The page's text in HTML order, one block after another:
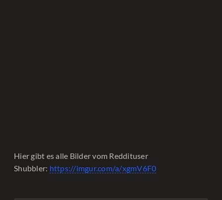
Hier gibt es alle Bilder vom Reddituser
Shubbler: https://imgur.com/a/xgmV6F0